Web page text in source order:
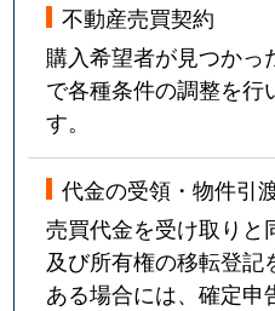
不動産売買契約
購入希望者が見つかっ
で各種条件の調整を行
す。
代金の受領・物件引
売買代金を受け取りと
及び所有権の移転登
ある場合には、確定申